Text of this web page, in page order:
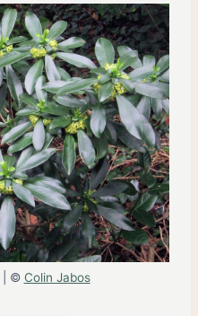
| © Colin Jabos